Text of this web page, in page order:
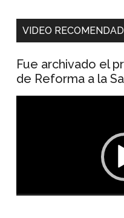
VIDEO
Fue archivado el
de Reforma a la